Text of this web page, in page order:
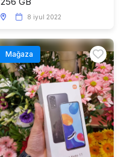
8 iyul 2022
Mağaza